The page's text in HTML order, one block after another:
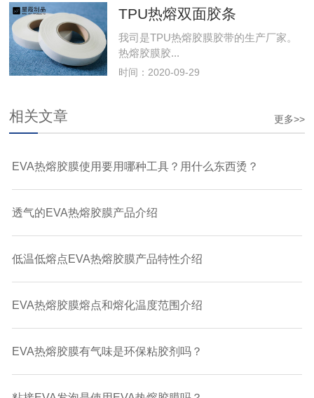
TPU热熔双面胶条
我司是TPU热熔胶膜胶带的生产厂家。
热熔胶膜胶...
时间：2020-09-29
更多>>
相关文章
EVA热熔胶膜使用要用哪种工具？用什么东西烫？
透气的EVA热熔胶膜产品介绍
低温低熔点EVA热熔胶膜产品特性介绍
EVA热熔胶膜熔点和熔化温度范围介绍
EVA热熔胶膜有气味是环保粘胶剂吗？